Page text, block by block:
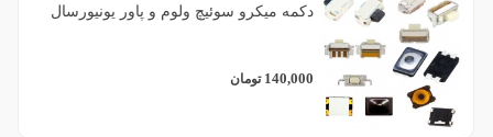
دکمه میکرو سوئیچ ولوم و پاور یونیورسال
140,000 تومان